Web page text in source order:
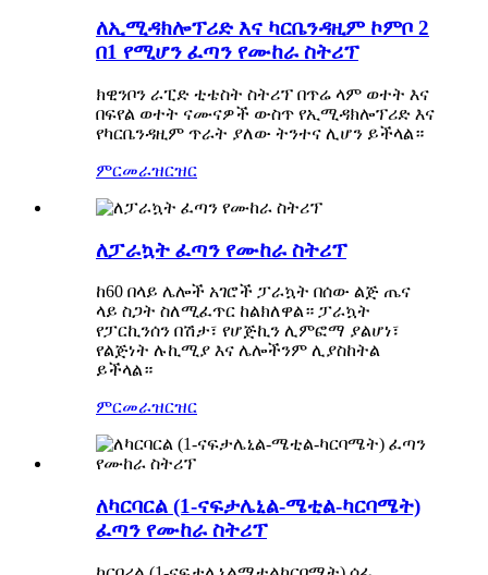
ለኢሚዳክሎፕሪድ እና ካርቤንዳዚም ኮምቦ 2
በ1 የሚሆን ፈጣን የሙከራ ስትሪፕ
ክዊንቦን ራፒድ ቲቴስት ስትሪፕ በጥሬ ላም ወተት እና
በፍየል ወተት ናሙናዎች ውስጥ የኢሚዳክሎፕሪድ እና
የካርቤንዳዚም ጥራት ያለው ትንተና ሊሆን ይችላል።
ምርመራዝርዝር
ለፓራኳት ፈጣን የሙከራ ስትሪፕ
ከ60 በላይ ሌሎች አገሮች ፓራኳት በሰው ልጅ ጤና
ላይ ስጋት ስለሚፈጥር ከልክለዋል። ፓራኳት
የፓርኪንሰን በሽታ፣ የሆጅኪን ሊምፎማ ያልሆነ፣
የልጅነት ሉኪሚያ እና ሌሎችንም ሊያስከትል
ይችላል።
ምርመራዝርዝር
ለካርባርል (1-ናፍታሌኒል-ሜቲል-ካርባሜት)
ፈጣን የሙከራ ስትሪፕ